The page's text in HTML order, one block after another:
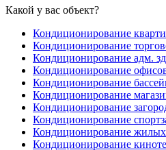
Какой у вас объект?
Кондиционирование
Кондиционирование
Кондиционирование адм.
Кондиционирование
Кондиционирование
Кондиционирование
Кондиционирование
Кондиционирование
Кондиционирование жилых
Кондиционирование